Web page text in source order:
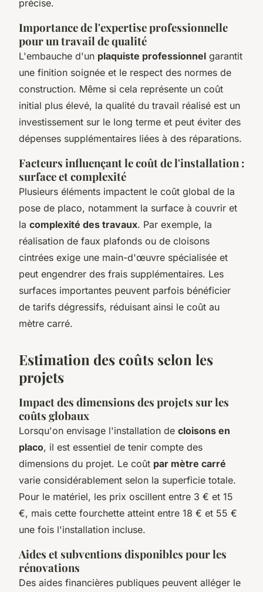
précise.
Importance de l'expertise professionnelle
pour un travail de qualité
L'embauche d'un plaquiste professionnel garantit
une finition soignée et le respect des normes de
construction. Même si cela représente un coût
initial plus élevé, la qualité du travail réalisé est un
investissement sur le long terme et peut éviter des
dépenses supplémentaires liées à des réparations.
Facteurs influençant le coût de l'installation :
surface et complexité
Plusieurs éléments impactent le coût global de la
pose de placo, notamment la surface à couvrir et
la complexité des travaux. Par exemple, la
réalisation de faux plafonds ou de cloisons
cintrées exige une main-d'œuvre spécialisée et
peut engendrer des frais supplémentaires. Les
surfaces importantes peuvent parfois bénéficier
de tarifs dégressifs, réduisant ainsi le coût au
mètre carré.
Estimation des coûts selon les
projets
Impact des dimensions des projets sur les
coûts globaux
Lorsqu'on envisage l'installation de cloisons en
placo, il est essentiel de tenir compte des
dimensions du projet. Le coût par mètre carré
varie considérablement selon la superficie totale.
Pour le matériel, les prix oscillent entre 3 € et 15
€, mais cette fourchette atteint entre 18 € et 55 €
une fois l'installation incluse.
Aides et subventions disponibles pour les
rénovations
Des aides financières publiques peuvent alléger le